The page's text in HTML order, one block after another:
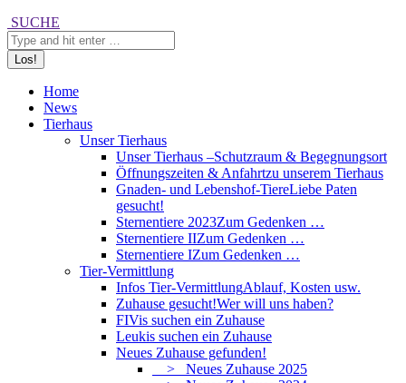
Search:
SUCHE
Home
News
Tierhaus
Unser Tierhaus
Unser Tierhaus –Schutzraum & Begegnungsort
Öffnungszeiten & Anfahrtzu unserem Tierhaus
Gnaden- und Lebenshof-TiereLiebe Paten
gesucht!
Sternentiere 2023Zum Gedenken …
Sternentiere IIZum Gedenken …
Sternentiere IZum Gedenken …
Tier-Vermittlung
Infos Tier-VermittlungAblauf, Kosten usw.
Zuhause gesucht!Wer will uns haben?
FIVis suchen ein Zuhause
Leukis suchen ein Zuhause
Neues Zuhause gefunden!
> Neues Zuhause 2025